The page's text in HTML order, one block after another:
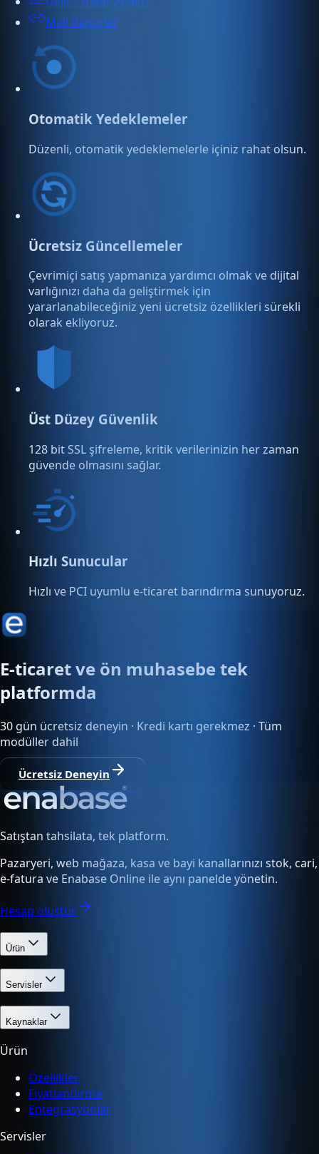
Mali Raporlar
Otomatik Yedeklemeler
Düzenli, otomatik yedeklemelerle içiniz rahat olsun.
Ücretsiz Güncellemeler
Çevrimiçi satış yapmanıza yardımcı olmak ve dijital
varlığınızı daha da geliştirmek için
yararlanabileceğiniz yeni ücretsiz özellikleri sürekli
olarak ekliyoruz.
Üst Düzey Güvenlik
128 bit SSL şifreleme, kritik verilerinizin her zaman
güvende olmasını sağlar.
Hızlı Sunucular
Hızlı ve PCI uyumlu e-ticaret barındırma sunuyoruz.
E-ticaret ve ön muhasebe tek
platformda
30 gün ücretsiz deneyin · Kredi kartı gerekmez · Tüm
modüller dahil
Ücretsiz Deneyin
Satıştan tahsilata, tek platform.
Pazaryeri, web mağaza, kasa ve bayi kanallarınızı stok, cari,
e-fatura ve Enabase Online ile aynı panelde yönetin.
Hesap oluştur
Ürün
Servisler
Kaynaklar
Ürün
Özellikler
Fiyatlandırma
Entegrasyonlar
Servisler